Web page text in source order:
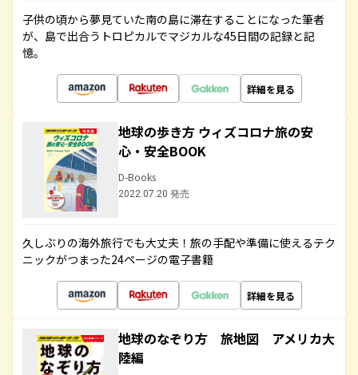
子供の頃から夢見ていた南の島に滞在することになった筆者
が、島で出合うトロピカルでマジカルな45日間の記録と記
憶。
詳細を見る
地球の歩き方 ウィズコロナ旅の安
心・安全BOOK
D-Books
2022.07.20 発売
久しぶりの海外旅行でも大丈夫！旅の手配や準備に使えるテク
ニックがつまった24ページの電子書籍
詳細を見る
地球のなぞり方 旅地図 アメリカ大
陸編